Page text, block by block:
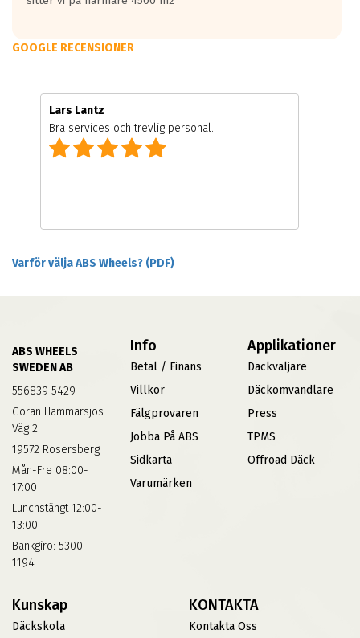
GOOGLE RECENSIONER
Lars Lantz
Bra services och trevlig personal.
Varför välja ABS Wheels? (PDF)
ABS WHEELS
SWEDEN AB
556839 5429
Göran Hammarsjös
Väg 2
19572 Rosersberg
Mån-Fre 08:00-
17:00
Lunchstängt 12:00-
13:00
Bankgiro: 5300-
1194
Info
Betal / Finans
Villkor
Fälgprovaren
Jobba På ABS
Sidkarta
Varumärken
Applikationer
Däckväljare
Däckomvandlare
Press
TPMS
Offroad Däck
Kunskap
Däckskola
KONTAKTA
Kontakta Oss